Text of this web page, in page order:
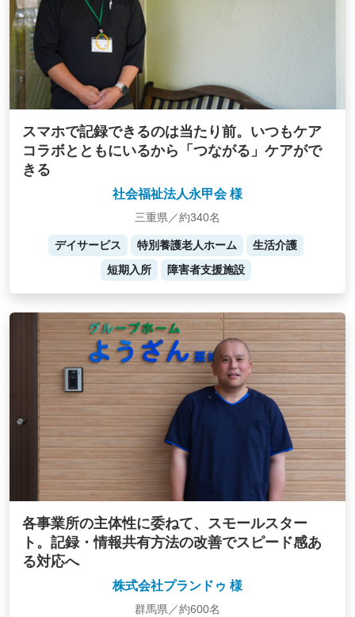
スマホで記録できるのは当たり前。いつもケア
コラボとともにいるから「つながる」ケアがで
きる
社会福祉法人永甲会 様
三重県／約340名
デイサービス 特別養護老人ホーム
生活介護
短期入所
障害者支援施設
各事業所の主体性に委ねて、スモールスター
ト。記録・情報共有方法の改善でスピード感あ
る対応へ
株式会社プランドゥ 様
群馬県／約600名